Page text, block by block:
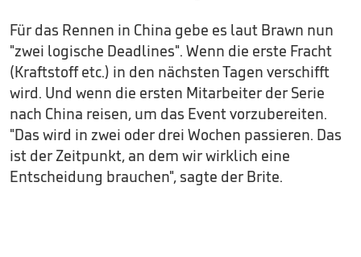
Für das Rennen in China gebe es laut Brawn nun
"zwei logische Deadlines". Wenn die erste Fracht
(Kraftstoff etc.) in den nächsten Tagen verschifft
wird. Und wenn die ersten Mitarbeiter der Serie
nach China reisen, um das Event vorzubereiten.
"Das wird in zwei oder drei Wochen passieren. Das
ist der Zeitpunkt, an dem wir wirklich eine
Entscheidung brauchen", sagte der Brite.